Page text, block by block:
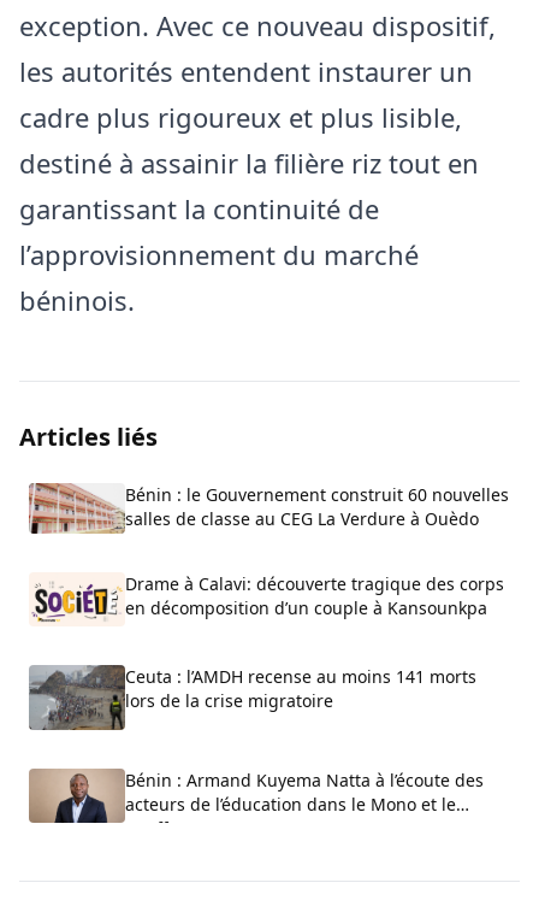
exception. Avec ce nouveau dispositif,
les autorités entendent instaurer un
cadre plus rigoureux et plus lisible,
destiné à assainir la filière riz tout en
garantissant la continuité de
l’approvisionnement du marché
béninois.
Articles liés
Bénin : le Gouvernement construit 60 nouvelles
salles de classe au CEG La Verdure à Ouèdo
Drame à Calavi: découverte tragique des corps
en décomposition d’un couple à Kansounkpa
Ceuta : l’AMDH recense au moins 141 morts
lors de la crise migratoire
Bénin : Armand Kuyema Natta à l’écoute des
acteurs de l’éducation dans le Mono et le
Couffo